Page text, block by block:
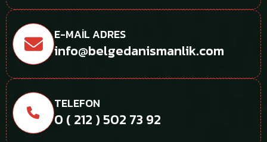
E-MAIL ADRES
info@belgedanismanlik.com
TELEFON
0 ( 212 ) 502 73 92